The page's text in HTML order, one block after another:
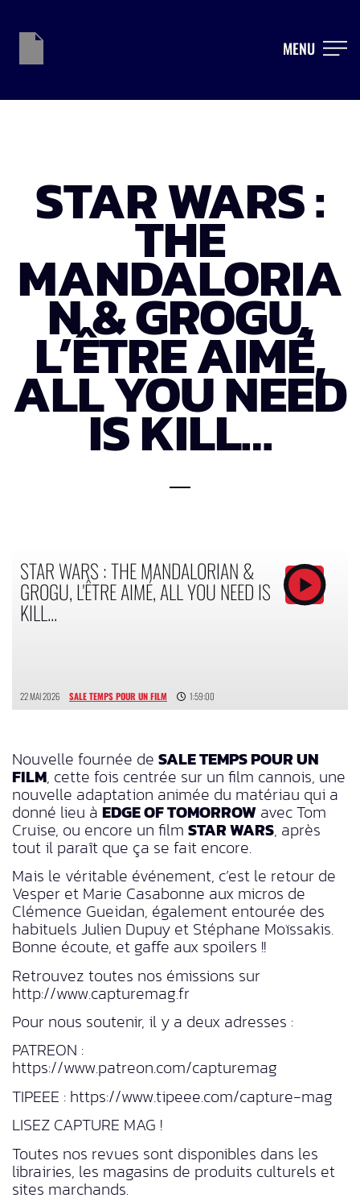
MENU
STAR WARS :
THE
MANDALORIA
N & GROGU,
L’ÊTRE AIMÉ,
ALL YOU NEED
IS KILL…
STAR WARS : THE MANDALORIAN &
GROGU, L'ÊTRE AIMÉ, ALL YOU NEED IS
KILL...
22 MAI 2026 SALE TEMPS POUR UN FILM 1:59:00
Nouvelle fournée de SALE TEMPS POUR UN
FILM, cette fois centrée sur un film cannois, une
nouvelle adaptation animée du matériau qui a
donné lieu à EDGE OF TOMORROW avec Tom
Cruise, ou encore un film STAR WARS, après
tout il paraît que ça se fait encore.
Mais le véritable événement, c’est le retour de
Vesper et Marie Casabonne aux micros de
Clémence Gueidan, également entourée des
habituels Julien Dupuy et Stéphane Moïssakis.
Bonne écoute, et gaffe aux spoilers !!
Retrouvez toutes nos émissions sur
http://www.capturemag.fr
Pour nous soutenir, il y a deux adresses :
PATREON :
https://www.patreon.com/capturemag
TIPEEE : https://www.tipeee.com/capture-mag
LISEZ CAPTURE MAG !
Toutes nos revues sont disponibles dans les
librairies, les magasins de produits culturels et
sites marchands.